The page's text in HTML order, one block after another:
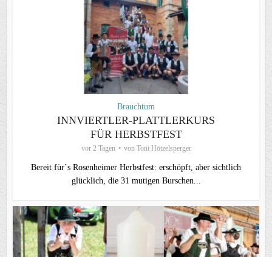
Brauchtum
INNVIERTLER-PLATTLERKURS
FÜR HERBSTFEST
vor 2 Tagen von Toni Hötzelsperger
Bereit für`s Rosenheimer Herbstfest: erschöpft, aber sichtlich
glücklich, die 31 mutigen Burschen...